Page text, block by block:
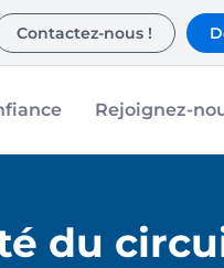
Contactez-nous !
Rejoignez-
du